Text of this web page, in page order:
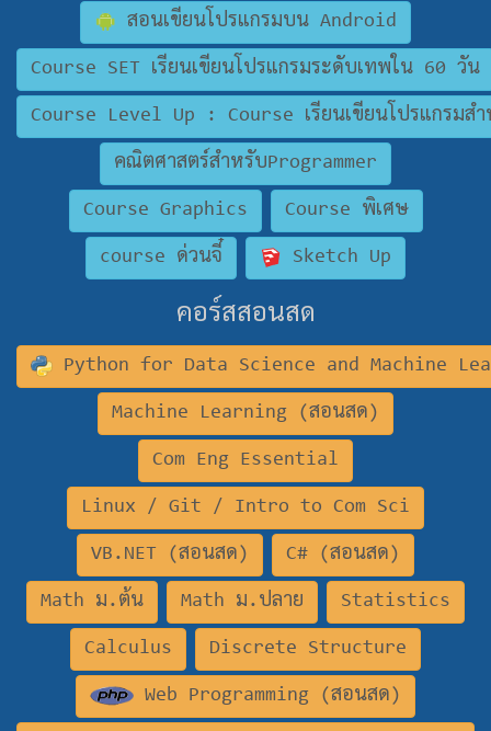
สอนเขียนโปรแกรมบน Android
Course SET เรียนเขียนโปรแกรมระดับเทพใน 60 วัน
Course Level Up : Course เรียนเขียนโปรแกรมสำ
คณิตศาสตร์สำหรับProgrammer
Course Graphics Course พิเศษ
course ด่วนจี๋ Sketch Up
คอร์สสอนสด
Python for Data Science and Machine
Machine Learning (สอนสด)
Com Eng Essential
Linux / Git / Intro to Com Sci
VB.NET (สอนสด) C# (สอนสด)
Math ม.ต้น Math ม.ปลาย Statistics
Calculus Discrete Structure
Web Programming (สอนสด)